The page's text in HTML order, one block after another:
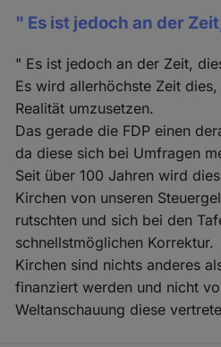
" Es ist jedoch an der
" Es ist jedoch an der Zeit,
Es wird allerhöchste Zeit
Realität umzusetzen.
Das gerade die FDP einen
da diese sich bei Umfragen
Seit über 100 Jahren wird
Kirchen von unseren
rutschten und sich bei den
schnellstmöglichen Korrektur.
Kirchen sind nichts anderes
finanziert werden und nicht
Weltanschauung diese